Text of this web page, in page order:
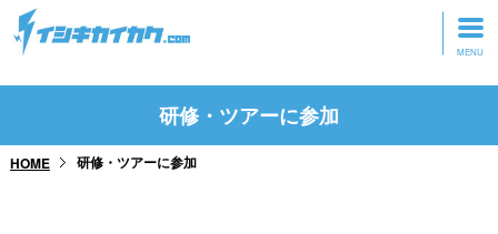
トップページ
研修・ツアーに参加
HOME 研修・ツアーに参加